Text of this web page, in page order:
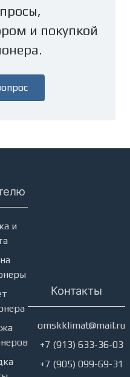
и покупкой
и
Контакты
omskklimat@mail.ru
+7 (913) 633-36-03
+7 (905) 099-69-31